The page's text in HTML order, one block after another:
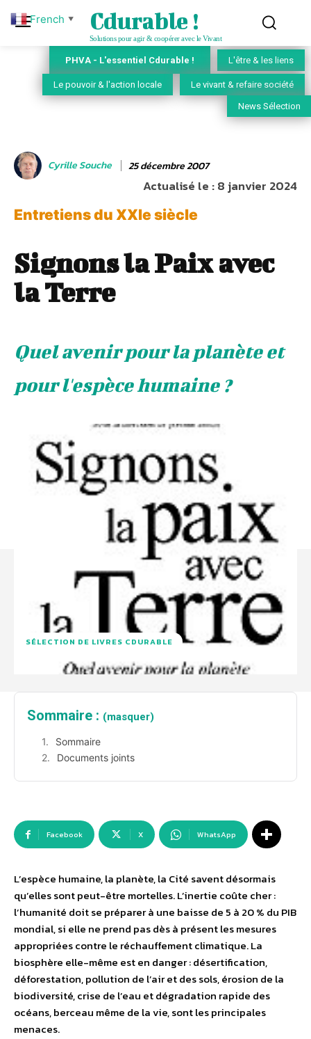
Cdurable !
Solutions pour agir & coopérer avec le Vivant
PHVA - L'essentiel Cdurable ! L'être & les liens
Le pouvoir & l'action locale Le vivant & refaire société
News Sélection
Cyrille Souche 25 décembre 2007
Actualisé le :8 janvier 2024
Entretiens du XXIe siècle
Signons la Paix avec
la Terre
Quel avenir pour la planète et
pour l'espèce humaine ?
SÉLECTION DE LIVRES CDURABLE
Sommaire : (masquer)
Sommaire
Documents joints
Facebook X WhatsApp
L’espèce humaine, la planète, la Cité savent désormais
qu’elles sont peut-être mortelles. L’inertie coûte cher :
l’humanité doit se préparer à une baisse de 5 à 20 % du PIB
mondial, si elle ne prend pas dès à présent les mesures
appropriées contre le réchauffement climatique. La
biosphère elle-même est en danger : désertification,
déforestation, pollution de l’air et des sols, érosion de la
biodiversité, crise de l’eau et dégradation rapide des
océans, berceau même de la vie, sont les principales
menaces.
French ▼